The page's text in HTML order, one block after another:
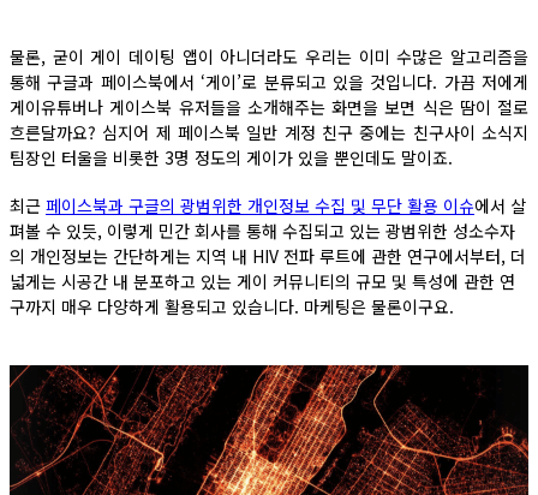
물론, 굳이 게이 데이팅 앱이 아니더라도 우리는 이미 수많은 알고리즘을
통해 구글과 페이스북에서 ‘게이’로 분류되고 있을 것입니다. 가끔 저에게
게이유튜버나 게이스북 유저들을 소개해주는 화면을 보면 식은 땀이 절로
흐른달까요? 심지어 제 페이스북 일반 계정 친구 중에는 친구사이 소식지
팀장인 터울을 비롯한 3명 정도의 게이가 있을 뿐인데도 말이죠.
최근 페이스북과 구글의 광범위한 개인정보 수집 및 무단 활용 이슈에서 살
펴볼 수 있듯, 이렇게 민간 회사를 통해 수집되고 있는 광범위한 성소수자
의 개인정보는 간단하게는 지역 내 HIV 전파 루트에 관한 연구에서부터, 더
넓게는 시공간 내 분포하고 있는 게이 커뮤니티의 규모 및 특성에 관한 연
구까지 매우 다양하게 활용되고 있습니다. 마케팅은 물론이구요.